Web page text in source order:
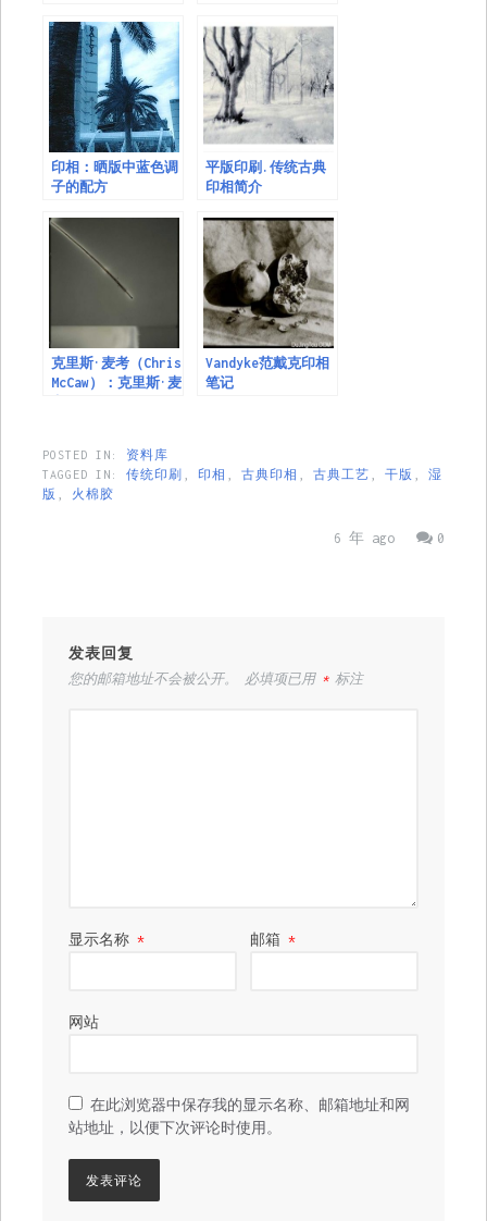
印相：晒版中蓝色调
子的配方
平版印刷.传统古典
印相简介
克里斯·麦考（Chris
McCaw）：克里斯·麦
Vandyke范戴克印相
笔记
POSTED IN: 资料库
TAGGED IN: 传统印刷 印相 古典印相 古典工艺 干版
湿
版
火棉胶
0
6 年 ago
发表回复
您的邮箱地址不会被公开。 必填项已用 *标注
显示名称 * 邮箱*
网站
在此浏览器中保存我的显示名称、邮箱地址和网
站地址，以便下次评论时使用。